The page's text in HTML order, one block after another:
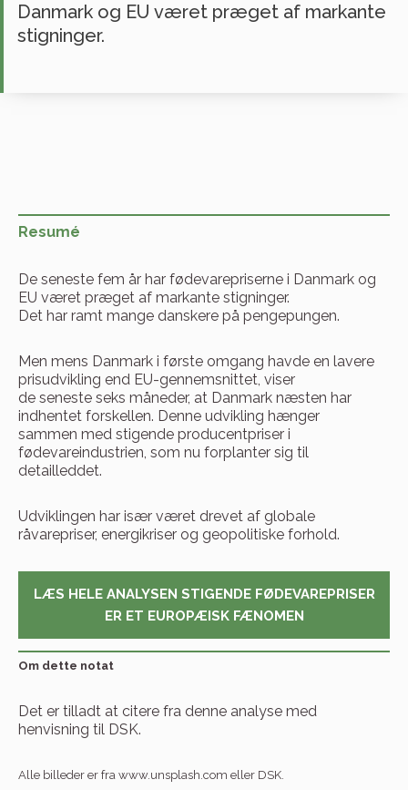
Danmark og EU været præget af markante
stigninger.
Resumé
De seneste fem år har fødevarepriserne i Danmark og
EU været præget af markante stigninger.
Det har ramt mange danskere på pengepungen.
Men mens Danmark i første omgang havde en lavere
prisudvikling end EU-gennemsnittet, viser
de seneste seks måneder, at Danmark næsten har
indhentet forskellen. Denne udvikling hænger
sammen med stigende producentpriser i
fødevareindustrien, som nu forplanter sig til
detailleddet.
Udviklingen har især været drevet af globale
råvarepriser, energikriser og geopolitiske forhold.
LÆS HELE ANALYSEN STIGENDE FØDEVAREPRISER
ER ET EUROPÆISK FÆNOMEN
Om dette notat
Det er tilladt at citere fra denne analyse med
henvisning til DSK.
Alle billeder er fra www.unsplash.com eller DSK.